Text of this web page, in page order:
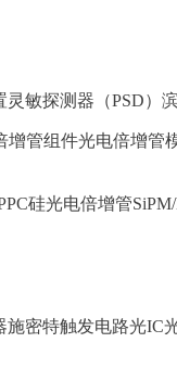
敏探测器（PSD）
增管组件光电倍增管
硅光电倍增管SiPM/
施密特触发电路光IC